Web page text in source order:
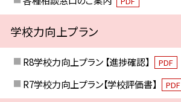
学校力向上プラン
R8学校力向上プラン 【進捗確認】 PDF
R7学校力向上プラン【学校評価書】 PDF